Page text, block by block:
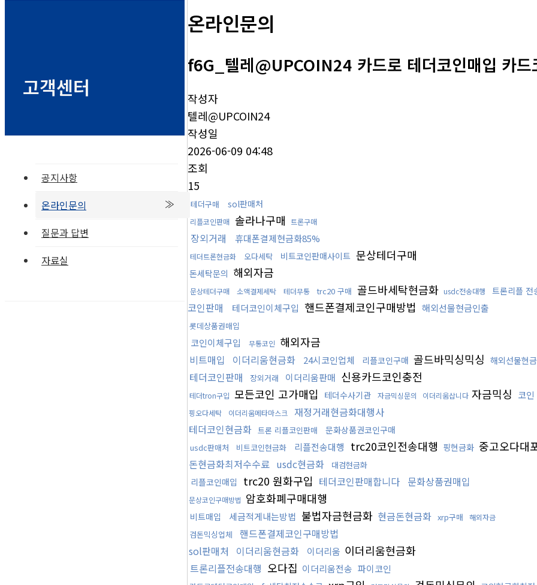
고객센터
공지사항
온라인문의
질문과 답변
자료실
온라인문의
f6G_텔레@UPCOIN24 카드로 테더코인매입 카
작성자
텔레@UPCOIN24
작성일
2026-06-09 04:48
조회
15
테더구매 sol판매처
리플코인판매 솔라나구매 트론구매
장외거래 휴대폰결제현금화85%
테더트론현금화 오다세탁 비트코인판매사이트 문상테더구매
돈세탁문의 해외자금
문상테더구매 소액결제세탁 테더무통 trc20 구매 골드바세탁현금화 usdc전송대행 트론리플 전
코인판매
테더코인이체구입 핸드폰결제코인구매방법 해외선물현금인출
롯데상품권매입
코인이체구입 무통코인 해외자금
비트매입 이더리움현금화 24시코인업체 리플코인구매 골드바믹싱믹싱 해외선물현
테더코인판매
장외거래 이더리움판매 신용카드코인충전
테더tron구입 모든코인 고가매입 테더수사기관 자금믹싱문의 이더리움삽니다 자금믹싱 코
핑오다세탁 이더리움메타마스크
재정거래현금화대행사
테더코인현금화 트론 리플코인판매 문화상품권코인구매
usdc판매처 비트코인현금화 리플전송대행 trc20코인전송대행 핑현금화 중고오다대
돈현금화최저수수료 usdc현금화 대검현금화
리플코인매입 trc20 원화구입 테더코인판매합니다 문화상품권매입
문상코인구매방법 암호화폐구매대행
비트매입 세금적게내는방법 불법자금현금화 현금돈현금화 xrp구매 해외자금
검돈믹싱업체
핸드폰결제코인구매방법
sol판매처
이더리움현금화 이더리움 이더리움현금화
트론리플전송대행 오다집 이더리움전송 파이코인